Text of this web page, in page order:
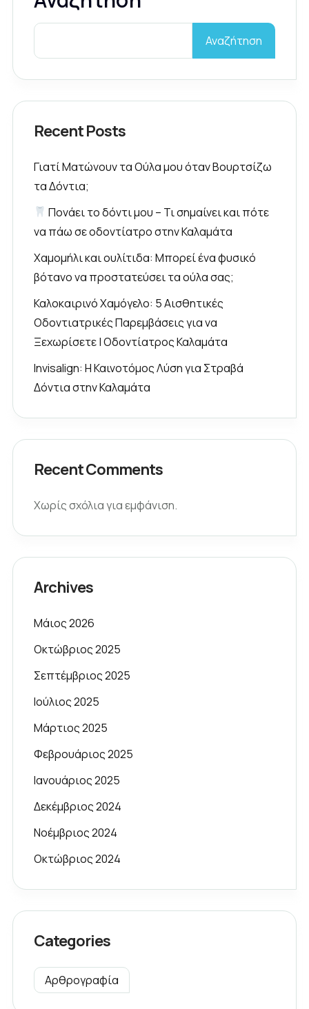
Αναζήτηση
Recent Posts
Γιατί Ματώνουν τα Ούλα μου όταν Βουρτσίζω
τα Δόντια;
Πονάει το δόντι μου – Τι σημαίνει και πότε
να πάω σε οδοντίατρο στην Καλαμάτα
Χαμομήλι και ουλίτιδα: Μπορεί ένα φυσικό
βότανο να προστατεύσει τα ούλα σας;
Καλοκαιρινό Χαμόγελο: 5 Αισθητικές
Οδοντιατρικές Παρεμβάσεις για να
Ξεχωρίσετε | Οδοντίατρος Καλαμάτα
Invisalign: Η Καινοτόμος Λύση για Στραβά
Δόντια στην Καλαμάτα
Recent Comments
Χωρίς σχόλια για εμφάνιση.
Archives
Μάιος 2026
Οκτώβριος 2025
Σεπτέμβριος 2025
Ιούλιος 2025
Μάρτιος 2025
Φεβρουάριος 2025
Ιανουάριος 2025
Δεκέμβριος 2024
Νοέμβριος 2024
Οκτώβριος 2024
Categories
Αρθρογραφία